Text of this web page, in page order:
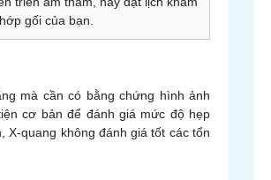
gối của bạn.
mà cần có bằng chứng hình ảnh
cơ bản để đánh giá mức độ hẹp
X-quang không đánh giá tốt các tổn